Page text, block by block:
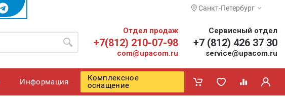
Санкт-Петербург
Отдел продаж
+7(812) 210-07-98
com@upacom.ru
Сервисный отдел
+7 (812) 426 37 30
service@upacom.ru
Информация
Комплексное
оснащение